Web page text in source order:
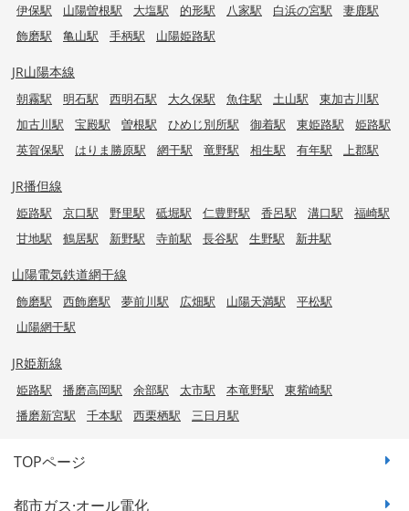
伊保駅
山陽曽根駅 大塩駅 的形駅 八家駅 白浜の宮駅
妻鹿駅
飾磨駅
亀山駅 手柄駅 山陽姫路駅
JR山陽本線
朝霧駅 明石駅 西明石駅 大久保駅 魚住駅 土山駅
東加古川駅
加古川駅
宝殿駅 曽根駅 ひめじ別所駅 御着駅 東姫路駅
姫路駅
英賀保駅
はりま勝原駅 網干駅 竜野駅 相生駅 有年駅 上郡駅
JR播但線
姫路駅 京口駅 野里駅 砥堀駅 仁豊野駅 香呂駅 溝口駅
福崎駅
甘地駅
鶴居駅 新野駅 寺前駅 長谷駅 生野駅 新井駅
山陽電気鉄道網干線
飾磨駅 西飾磨駅 夢前川駅 広畑駅 山陽天満駅
平松駅
山陽網干駅
JR姫新線
姫路駅 播磨高岡駅 余部駅 太市駅 本竜野駅
東觜崎駅
播磨新宮駅
千本駅 西栗栖駅 三日月駅
TOPページ
都市ガス·オール電化